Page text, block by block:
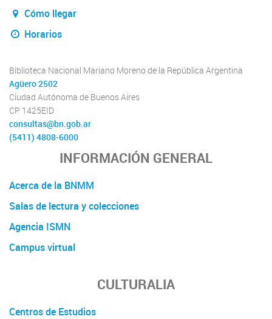
Cómo llegar
Horarios
Biblioteca Nacional Mariano Moreno de la República Argentina
Agüero 2502
Ciudad Autónoma de Buenos Aires
CP 1425EID
consultas@bn.gob.ar
(5411) 4808-6000
INFORMACIÓN GENERAL
Acerca de la BNMM
Salas de lectura y colecciones
Agencia ISMN
Campus virtual
CULTURALIA
Centros de Estudios